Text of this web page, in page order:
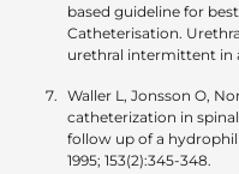
based guideline for
Catheterisation.
urethral intermittent in
Waller L, Jonsson O,
catheterization in
follow up of a
1995; 153(2):345-348.